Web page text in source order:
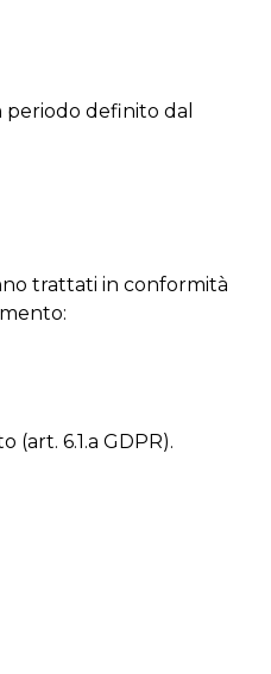
periodo definito dal
trattati in conformità
(art. 6.1.a GDPR).